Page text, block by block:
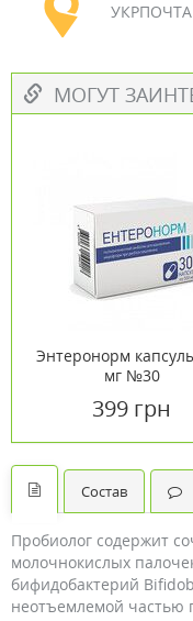
УКРПОЧТА
МОГУТ
Энтеронорм
мг №30
399 грн
Состав
Пробиолог содержит
молочнокислых
бифидобактерий
неотъемлемой